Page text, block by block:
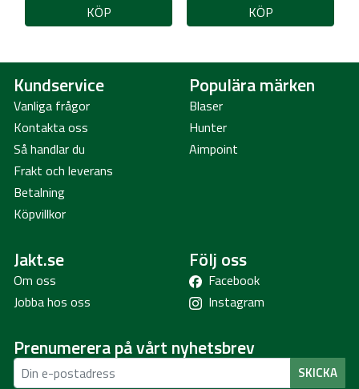
KÖP KÖP
Kundservice
Vanliga frågor
Kontakta oss
Så handlar du
Frakt och leverans
Betalning
Köpvillkor
Populära märken
Blaser
Hunter
Aimpoint
Jakt.se
Om oss
Jobba hos oss
Följ oss
Facebook
Instagram
Prenumerera på vårt nyhetsbrev
SKICKA